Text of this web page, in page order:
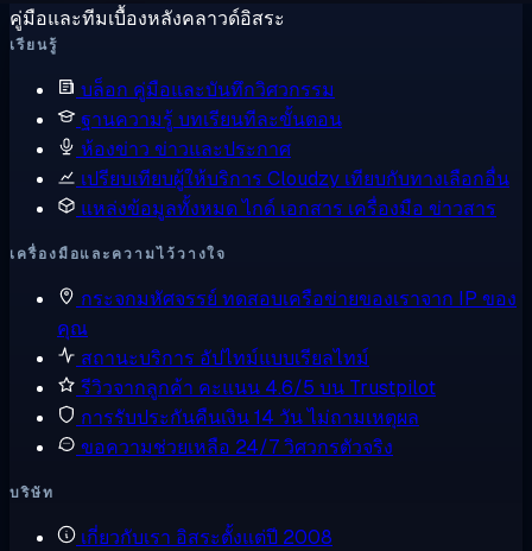
คู่มือและทีมเบื้องหลังคลาวด์อิสระ
เรียนรู้
บล็อก คู่มือและบันทึกวิศวกรรม
ฐานความรู้ บทเรียนทีละขั้นตอน
ห้องข่าว ข่าวและประกาศ
เปรียบเทียบผู้ให้บริการ Cloudzy เทียบกับทางเลือกอื่น
แหล่งข้อมูลทั้งหมดไกด์ เอกสาร เครื่องมือ ข่าวสาร
เครื่องมือและความไว้วางใจ
กระจกมหัศจรรย์ ทดสอบเครือข่ายของเราจาก IP ของ
คุณ
สถานะบริการ อัปไทม์แบบเรียลไทม์
รีวิวจากลูกค้า คะแนน 4.6/5 บน Trustpilot
การรับประกันคืนเงิน14 วัน ไม่ถามเหตุผล
ขอความช่วยเหลือ 24/7 วิศวกรตัวจริง
บริษัท
เกี่ยวกับเรา อิสระตั้งแต่ปี 2008